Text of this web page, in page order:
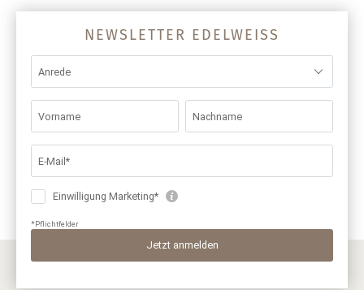
NEWSLETTER EDELWEISS